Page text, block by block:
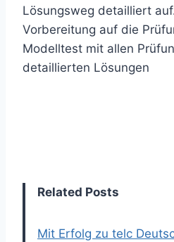
Lösungsweg detailliert
Vorbereitung auf die
Modelltest mit allen
detaillierten Lösungen
Related Posts
Mit Erfolg zu telc